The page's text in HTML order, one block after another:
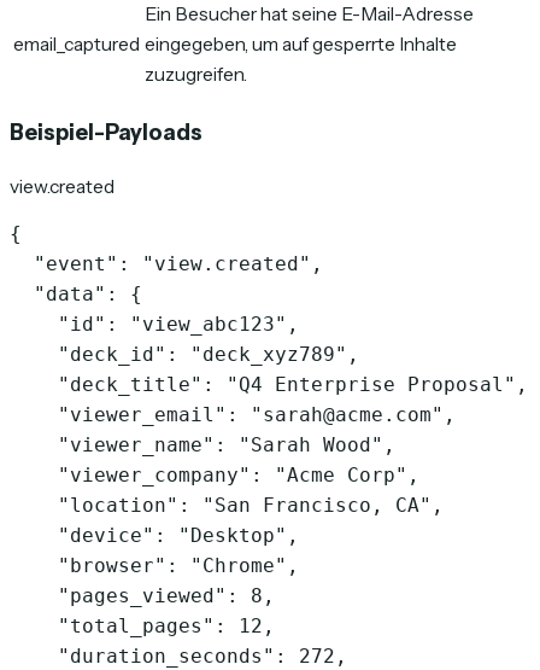
email_captured
Ein Besucher hat seine E-Mail-Adresse
eingegeben, um auf gesperrte Inhalte
zuzugreifen.
Beispiel-Payloads
view.created
{
  "event": "view.created",
  "data": {
    "id": "view_abc123",
    "deck_id": "deck_xyz789",
    "deck_title": "Q4 Enterprise Proposal",
    "viewer_email": "sarah@acme.com",
    "viewer_name": "Sarah Wood",
    "viewer_company": "Acme Corp",
    "location": "San Francisco, CA",
    "device": "Desktop",
    "browser": "Chrome",
    "pages_viewed": 8,
    "total_pages": 12,
    "duration_seconds": 272,